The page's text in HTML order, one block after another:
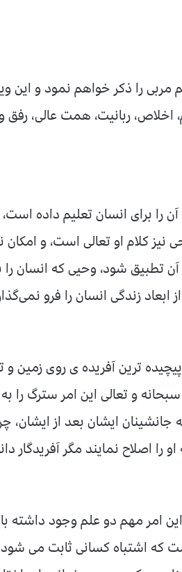
مربی را ذکر خواهم نمود و این
اخلاص، ربانیت، همت عالی،
آن را برای انسان تعلیم داده
کلام او تعالی است، و امکان
تطبیق شود، وحیی که انسان را
زندگی انسان را فرو
ترین آفریده ی روی زمین و
و تعالی این امر سترگ را
ایشان بعد از ایشان،
اصلاح نمایند مگر آفریدگار
امر مهم دو علم وجود داشته
که اشتباه کسانی ثابت می شود